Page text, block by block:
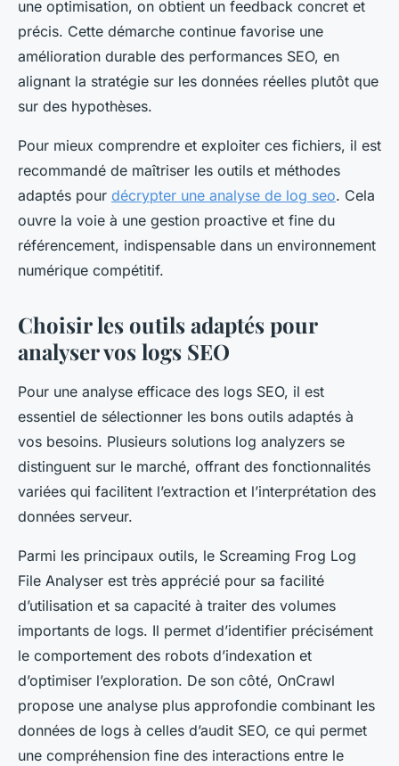
une optimisation, on obtient un feedback concret et
précis. Cette démarche continue favorise une
amélioration durable des performances SEO, en
alignant la stratégie sur les données réelles plutôt que
sur des hypothèses.
Pour mieux comprendre et exploiter ces fichiers, il est
recommandé de maîtriser les outils et méthodes
adaptés pour décrypter une analyse de log seo. Cela
ouvre la voie à une gestion proactive et fine du
référencement, indispensable dans un environnement
numérique compétitif.
Choisir les outils adaptés pour
analyser vos logs SEO
Pour une analyse efficace des logs SEO, il est
essentiel de sélectionner les bons outils adaptés à
vos besoins. Plusieurs solutions log analyzers se
distinguent sur le marché, offrant des fonctionnalités
variées qui facilitent l’extraction et l’interprétation des
données serveur.
Parmi les principaux outils, le Screaming Frog Log
File Analyser est très apprécié pour sa facilité
d’utilisation et sa capacité à traiter des volumes
importants de logs. Il permet d’identifier précisément
le comportement des robots d’indexation et
d’optimiser l’exploration. De son côté, OnCrawl
propose une analyse plus approfondie combinant les
données de logs à celles d’audit SEO, ce qui permet
une compréhension fine des interactions entre le